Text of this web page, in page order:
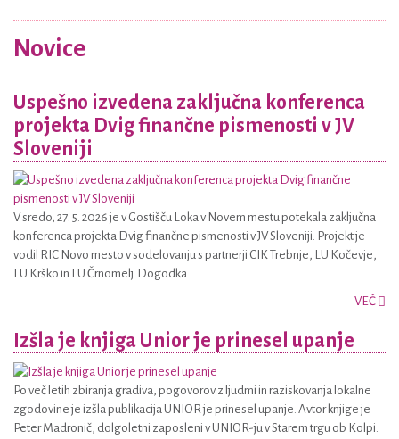
Novice
Uspešno izvedena zaključna konferenca
projekta Dvig finančne pismenosti v JV
Sloveniji
V sredo, 27. 5. 2026 je v Gostišču Loka v Novem mestu potekala zaključna
konferenca projekta Dvig finančne pismenosti v JV Sloveniji. Projekt je
vodil RIC Novo mesto v sodelovanju s partnerji CIK Trebnje, LU Kočevje,
LU Krško in LU Črnomelj. Dogodka...
VEČ
Izšla je knjiga Unior je prinesel upanje
Po več letih zbiranja gradiva, pogovorov z ljudmi in raziskovanja lokalne
zgodovine je izšla publikacija UNIOR je prinesel upanje. Avtor knjige je
Peter Madronič, dolgoletni zaposleni v UNIOR-ju v Starem trgu ob Kolpi.